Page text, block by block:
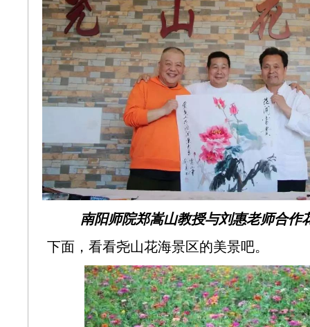
南阳师院郑嵩山教授与刘惠老师合作
下面，看看尧山花海景区的美景吧。